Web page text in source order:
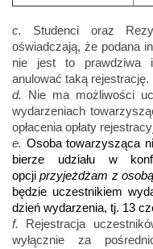
c. Studenci oraz
oświadczają, że podana
nie jest to prawdziwa
anulować taką rejestrację.
d. Nie ma możliwości
wydarzeniach
opłacenia opłaty
e. Osoba towarzysząca
bierze udziału w
opcjiprzyjeżdżam z
będzie uczestnikiem
dzień wydarzenia, tj. 13
f. Rejestracja
wyłącznie za